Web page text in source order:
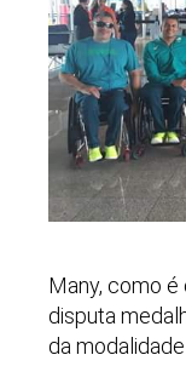
Many, como
disputa
da